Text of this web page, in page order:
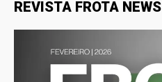
REVISTA FROTA NEWS